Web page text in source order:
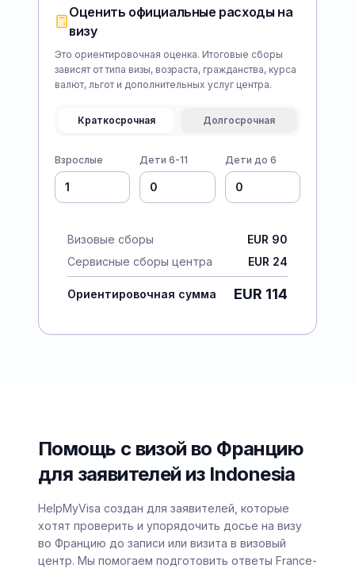
Оценить официальные расходы на
визу
Это ориентировочная оценка. Итоговые сборы
зависят от типа визы, возраста, гражданства, курса
валют, льгот и дополнительных услуг центра.
Краткосрочная Долгосрочная
Взрослые Дети 6-11 Дети до 6
Визовые сборы
EUR 90
Сервисные сборы центра
EUR 24
Ориентировочная сумма EUR 114
Помощь с визой во Францию
для заявителей из Indonesia
HelpMyVisa создан для заявителей, которые
хотят проверить и упорядочить досье на визу
во Францию до записи или визита в визовый
центр. Мы помогаем подготовить ответы France-